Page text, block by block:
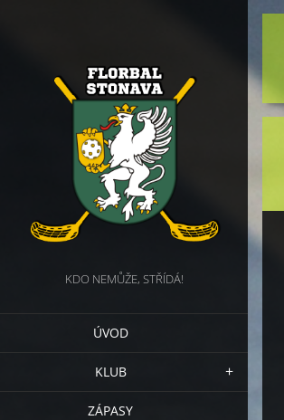
KDO NEMŮŽE, STŘÍDÁ!
ÚVOD
KLUB
ZÁPASY